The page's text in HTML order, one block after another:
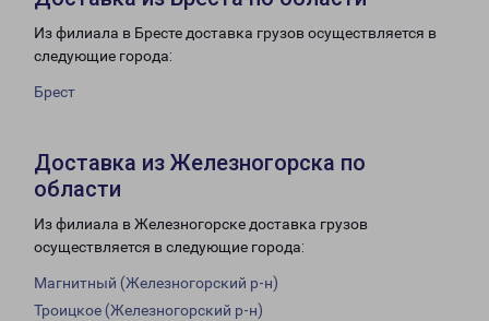
Из филиала в Бресте доставка грузов осуществляется в
следующие города:
Брест
Доставка из Железногорска по
области
Из филиала в Железногорске доставка грузов
осуществляется в следующие города:
Магнитный (Железногорский р-н)
Троицкое (Железногорский р-н)